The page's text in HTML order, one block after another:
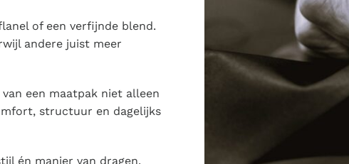
of een verfijnde blend.
andere juist meer
een maatpak niet alleen
structuur en dagelijks
én manier van dragen.